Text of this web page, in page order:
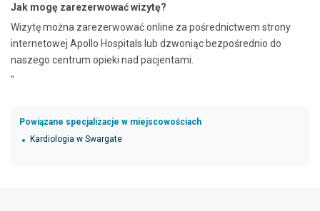
Jak mogę zarezerwować wizytę?
Wizytę można zarezerwować online za pośrednictwem strony
internetowej Apollo Hospitals lub dzwoniąc bezpośrednio do
naszego centrum opieki nad pacjentami.
"
Powiązane specjalizacje w miejscowościach
Kardiologia w Swargate